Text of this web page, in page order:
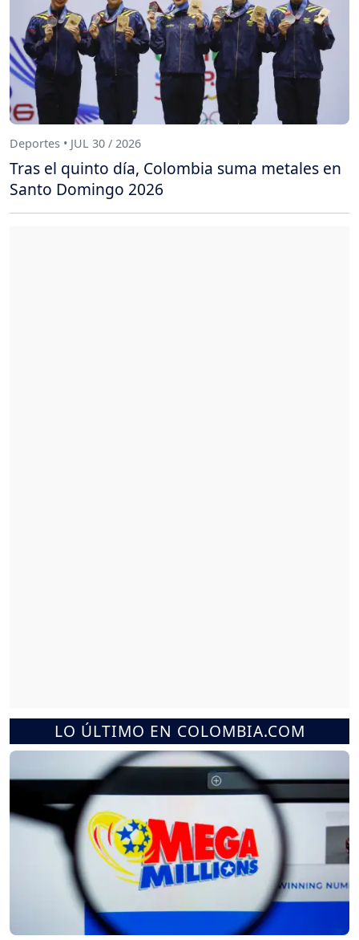
LO ÚLTIMO EN COLOMBIA.COM
Deportes • JUL 30 / 2026
Tras el quinto día, Colombia suma metales en
Santo Domingo 2026